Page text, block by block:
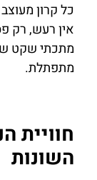
כל קרון
אין רעש, רק
מתכתי שקט
מתפתלת.
חוויית
השונות